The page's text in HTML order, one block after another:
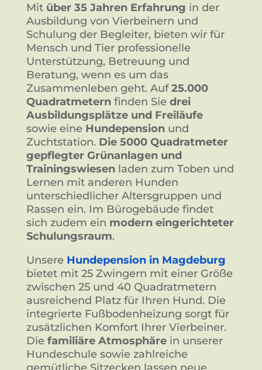
Mit über 35 Jahren Erfahrung in der
Ausbildung von Vierbeinern und
Schulung der Begleiter, bieten wir für
Mensch und Tier professionelle
Unterstützung, Betreuung und
Beratung, wenn es um das
Zusammenleben geht. Auf25.000
Quadratmeternfinden Sie drei
Ausbildungsplätze und Freiläufe
sowie eine Hundepensionund
Zuchtstation. Die 5000 Quadratmeter
gepflegter Grünanlagen und
Trainingswiesenladen zum Toben und
Lernen mit anderen Hunden
unterschiedlicher Altersgruppen und
Rassen ein. Im Bürogebäude findet
sich zudem ein modern eingerichteter
Schulungsraum.
Unsere Hundepension in Magdeburg
bietet mit 25 Zwingern mit einer Größe
zwischen 25 und 40 Quadratmetern
ausreichend Platz für Ihren Hund. Die
integrierte Fußbodenheizung sorgt für
zusätzlichen Komfort Ihrer Vierbeiner.
Die familiäre Atmosphärein unserer
Hundeschule sowie zahlreiche